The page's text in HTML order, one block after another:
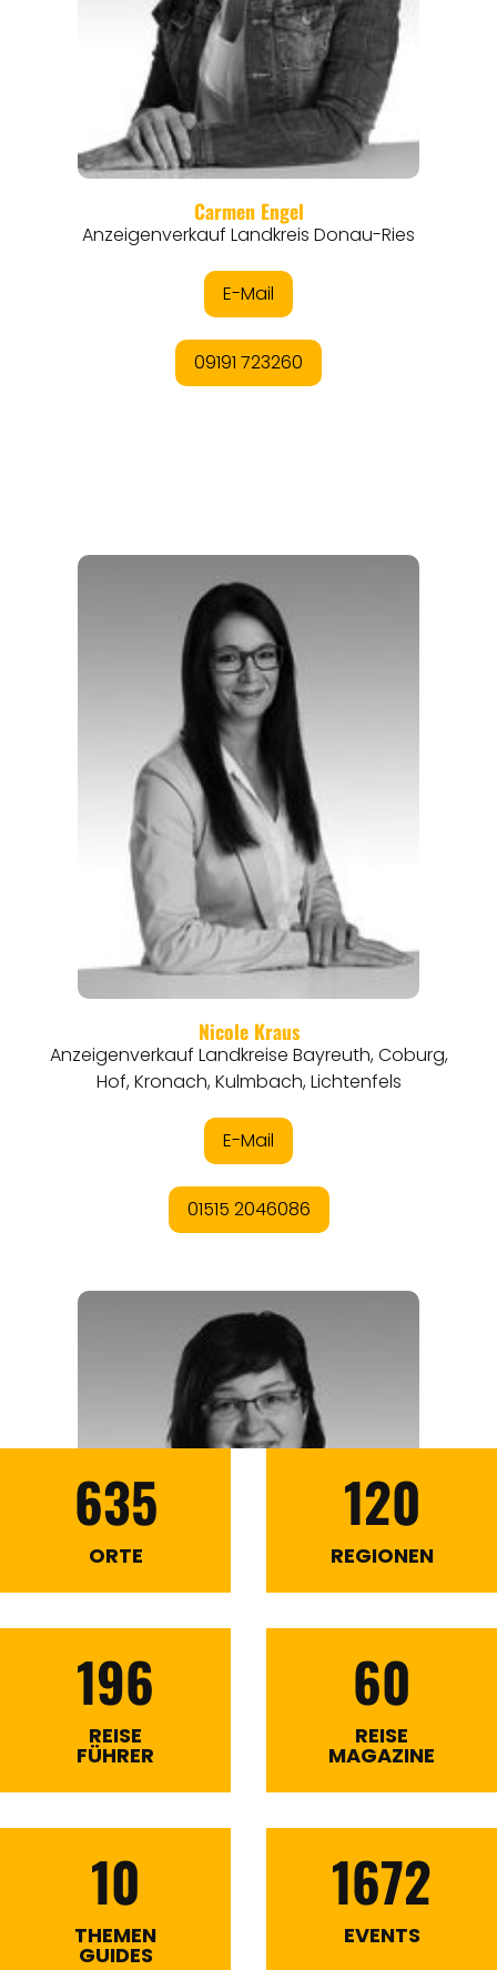
635
ORTE
120
REGIONEN
196
REISE
FÜHRER
60
REISE
MAGAZINE
10
THEMEN
GUIDES
1672
EVENTS